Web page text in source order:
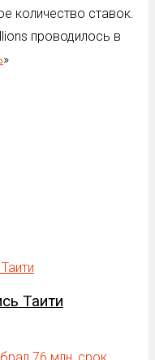
количество ставок.
проводилось в
»
Таити